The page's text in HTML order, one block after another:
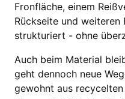
Fronfläche, einem
Rückseite und weiteren
strukturiert - ohne
Auch beim Material
geht dennoch neue
gewohnt aus